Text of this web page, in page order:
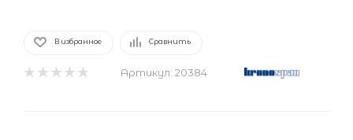
В избранное Сравнить
Артикул: 20384